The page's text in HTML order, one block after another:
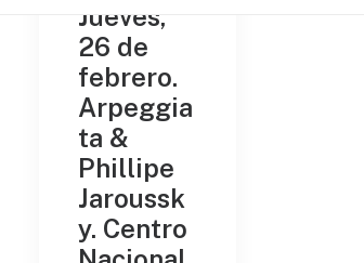
Jueves,
26 de
febrero.
Arpeggia
ta &
Phillipe
Jaroussk
y. Centro